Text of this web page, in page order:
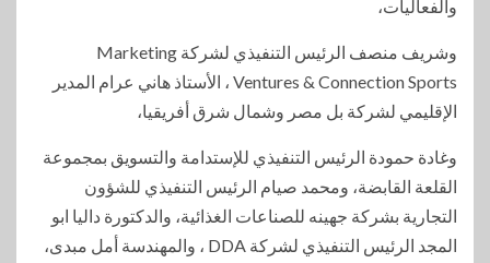
والفعاليات،
وشريف منصف الرئيس التنفيذي لشركة Marketing
Ventures & Connection Sports ، الأستاذ هاني عرام المدير
الإقليمي لشركة بل مصر وشمال شرق أفريقيا،
وغادة حمودة الرئيس التنفيذي للإستدامة والتسويق بمجموعة
القلعة القابضة، ومحمد صيام الرئيس التنفيذي للشؤون
التجارية بشركة جهينه للصناعات الغذائية، والدكتورة داليا ابو
المجد الرئيس التنفيذي لشركة DDA ، والمهندسة أمل مبدى،